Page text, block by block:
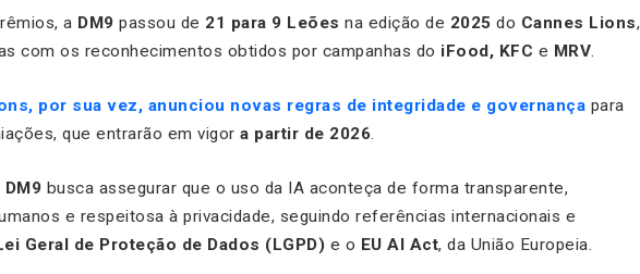
a DM9 passou de 21 para 9 Leões na edição de 2025 do Cannes Lions,
com os reconhecimentos obtidos por campanhas do iFood, KFC e MRV.
por sua vez, anunciou novas regras de integridade e governança para
que entrarão em vigor a partir de 2026.
DM9 busca assegurar que o uso da IA aconteça de forma transparente,
e respeitosa à privacidade, seguindo referências internacionais e
Geral de Proteção de Dados (LGPD) e o EU AI Act, da União Europeia.